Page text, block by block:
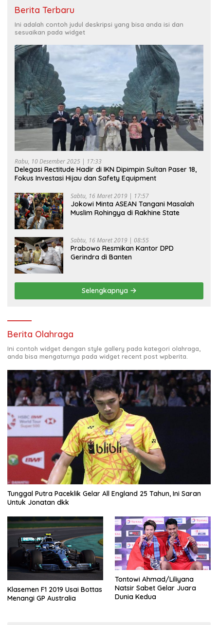
Berita Terbaru
Ini adalah contoh judul deskripsi yang bisa anda isi dan
sesuaikan pada widget
Rabu, 10 Desember 2025 | 17:33
Delegasi Rectitude Hadir di IKN Dipimpin Sultan Paser 18,
Fokus Investasi Hijau dan Safety Equipment
Sabtu, 16 Maret 2019 | 17:57
Jokowi Minta ASEAN Tangani Masalah
Muslim Rohingya di Rakhine State
Sabtu, 16 Maret 2019 | 08:55
Prabowo Resmikan Kantor DPD
Gerindra di Banten
Selengkapnya
Berita Olahraga
Ini contoh widget dengan style gallery pada kategori olahraga,
anda bisa mengaturnya pada widget recent post wpberita.
Tunggal Putra Paceklik Gelar All England 25 Tahun, Ini Saran
Untuk Jonatan dkk
Klasemen F1 2019 Usai Bottas
Menangi GP Australia
Tontowi Ahmad/Liliyana
Natsir Sabet Gelar Juara
Dunia Kedua